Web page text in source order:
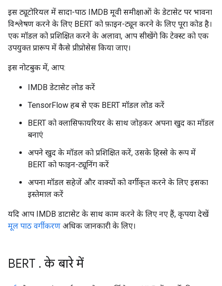
इस ट्यूटोरियल में सादा-पाठ IMDB मूवी समीक्षाओं के डेटासेट पर भावना
विश्लेषण करने के लिए BERT को फ़ाइन-ट्यून करने के लिए पूरा कोड है।
एक मॉडल को प्रशिक्षित करने के अलावा, आप सीखेंगे कि टेक्स्ट को एक
उपयुक्त प्रारूप में कैसे प्रीप्रोसेस किया जाए।
इस नोटबुक में, आप:
IMDB डेटासेट लोड करें
TensorFlow हब से एक BERT मॉडल लोड करें
BERT को क्लासिफायरियर के साथ जोड़कर अपना खुद का मॉडल
बनाएं
अपने खुद के मॉडल को प्रशिक्षित करें, उसके हिस्से के रूप में
BERT को फाइन-ट्यूनिंग करें
अपना मॉडल सहेजें और वाक्यों को वर्गीकृत करने के लिए इसका
इस्तेमाल करें
यदि आप IMDB डाटासेट के साथ काम करने के लिए नए हैं, कृपया देखें
मूल पाठ वर्गीकरण अधिक जानकारी के लिए।
BERT . के बारे में